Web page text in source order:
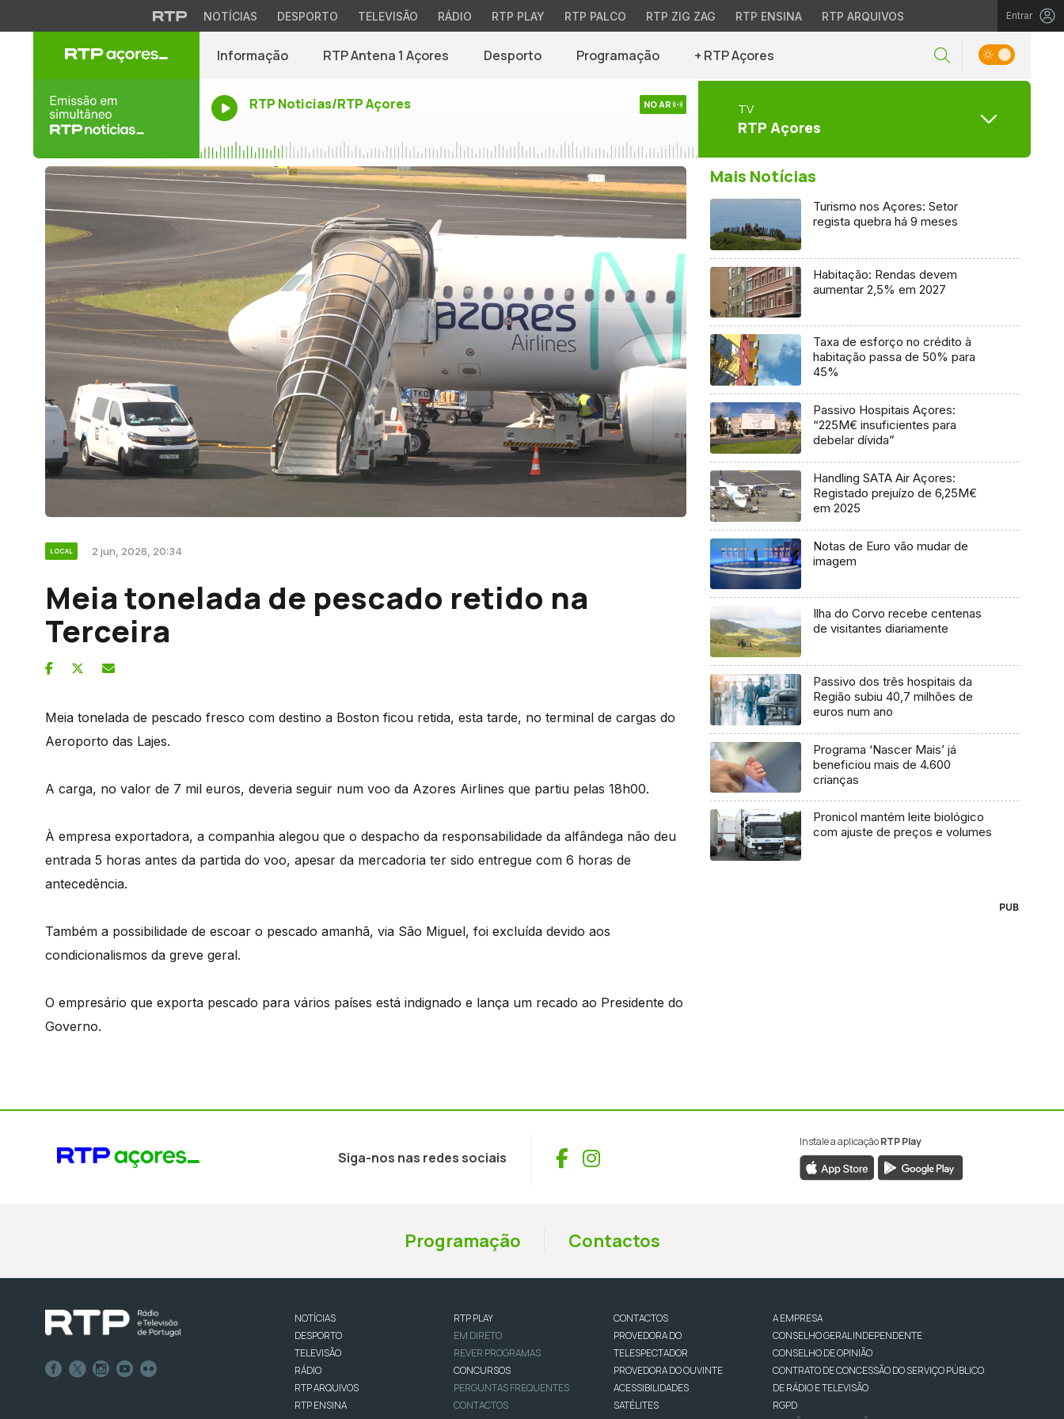
NOTÍCIAS DESPORTO TELEVISÃO RÁDIO RTP PLAY RTP PALCO RTP ZIG ZAG RTP ENSINA RTP ARQUIVOS Entrar
Informação RTP Antena 1 Açores Desporto Programação + RTP Açores
RTP Noticias/RTP Açores NO AR TV
RTP Açores
LOCAL 2 jun, 2026, 20:34
Meia tonelada de pescado retido na
Terceira
Meia tonelada de pescado fresco com destino a Boston ficou retida, esta tarde, no terminal de cargas do
Aeroporto das Lajes.
A carga, no valor de 7 mil euros, deveria seguir num voo da Azores Airlines que partiu pelas 18h00.
À empresa exportadora, a companhia alegou que o despacho da responsabilidade da alfândega não deu
entrada 5 horas antes da partida do voo, apesar da mercadoria ter sido entregue com 6 horas de
antecedência.
Também a possibilidade de escoar o pescado amanhã, via São Miguel, foi excluída devido aos
condicionalismos da greve geral.
O empresário que exporta pescado para vários países está indignado e lança um recado ao Presidente do
Governo.
Mais Notícias
Turismo nos Açores: Setor
regista quebra há 9 meses
Habitação: Rendas devem
aumentar 2,5% em 2027
Taxa de esforço no crédito à
habitação passa de 50% para
45%
Passivo Hospitais Açores:
“225M€ insuficientes para
debelar dívida”
Handling SATA Air Açores:
Registado prejuízo de 6,25M€
em 2025
Notas de Euro vão mudar de
imagem
Ilha do Corvo recebe centenas
de visitantes diariamente
Passivo dos três hospitais da
Região subiu 40,7 milhões de
euros num ano
Programa ‘Nascer Mais’ já
beneficiou mais de 4.600
crianças
Pronicol mantém leite biológico
com ajuste de preços e volumes
PUB
Siga-nos nas redes sociais Facebook
Instagram
Instale a aplicaçãoRTP Play
Programação Contactos
NOTÍCIAS
DESPORTO
TELEVISÃO
RÁDIO
RTP ARQUIVOS
RTP ENSINA
RTP PLAY
EM DIRETO
REVER PROGRAMAS
CONCURSOS
PERGUNTAS FREQUENTES
CONTACTOS
CONTACTOS
PROVEDORA DO
TELESPECTADOR
PROVEDORA DO OUVINTE
ACESSIBILIDADES
SATÉLITES
A EMPRESA
CONSELHO GERAL INDEPENDENTE
CONSELHO DE OPINIÃO
CONTRATO DE CONCESSÃO DO SERVIÇO PÚBLICO
DE RÁDIO E TELEVISÃO
RGPD